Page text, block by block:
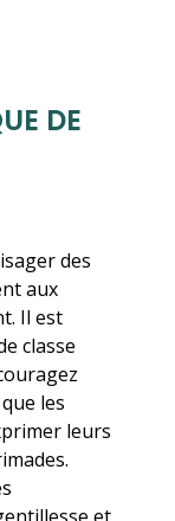
DE
des
aux
Il est
classe
les
leurs